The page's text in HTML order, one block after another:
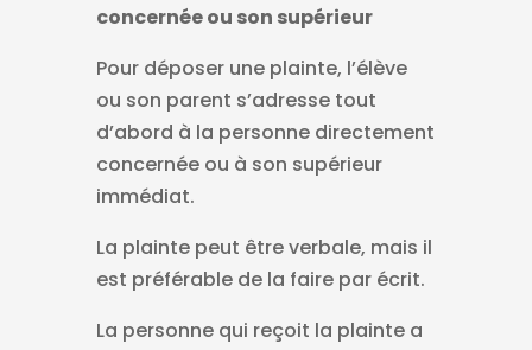
concernée ou son supérieur
Pour déposer une plainte, l’élève
ou son parent s’adresse tout
d’abord à la personne directement
concernée ou à son supérieur
immédiat.
La plainte peut être verbale, mais il
est préférable de la faire par écrit.
La personne qui reçoit la plainte a